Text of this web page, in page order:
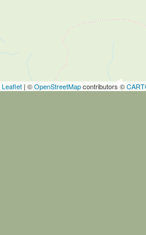
Leaflet | ©OpenStreetMapcontributors ©